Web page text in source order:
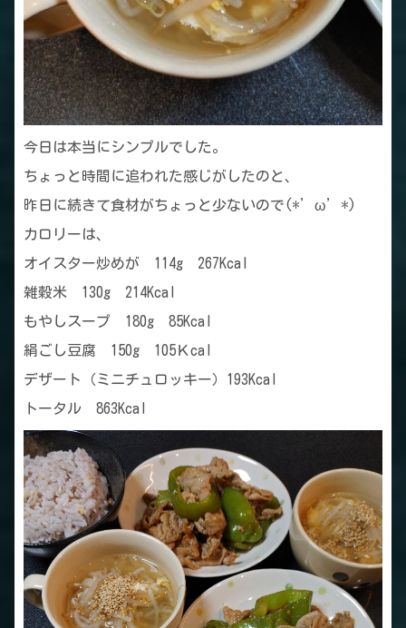
今日は本当にシンプルでした。
ちょっと時間に追われた感じがしたのと、
昨日に続きて食材がちょっと少ないので(*’ω’*)
カロリーは、
オイスター炒めが 114g 267Kcal
雑穀米 130g 214Kcal
もやしスープ 180g 85Kcal
絹ごし豆腐 150g 105Ｋcal
デザート（ミニチュロッキー）193Kcal
トータル 863Kcal